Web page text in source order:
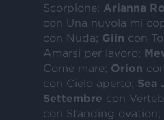
Scorpione; Arianna
con Una nuvola mi
con Nuda; Giin con
Amarsi per lavoro;
Come mare; Orion
con Cielo aperto; Sea
Settembre con
con Standing ovation;